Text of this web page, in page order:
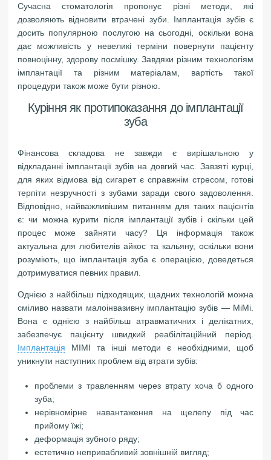
Сучасна стоматологія пропонує різні методи, які
дозволяють відновити втрачені зуби. Імплантація зубів є
досить популярною послугою на сьогодні, оскільки вона
дає можливість у невеликі терміни повернути пацієнту
повноцінну, здорову посмішку. Завдяки різним технологіям
імплантації та різним матеріалам, вартість такої
процедури також може бути різною.
Куріння як протипоказання до імплантації
зуба
Фінансова складова не завжди є вирішальною у
відкладанні імплантації зубів на довгий час. Завзяті курці,
для яких відмова від сигарет є справжнім стресом, готові
терпіти незручності з зубами заради свого задоволення.
Відповідно, найважливішим питанням для таких пацієнтів
є: чи можна курити після імплантації зубів і скільки цей
процес може зайняти часу? Ця інформація також
актуальна для любителів айкос та кальяну, оскільки вони
розуміють, що імплантація зуба є операцією, доведеться
дотримуватися певних правил.
Однією з найбільш підходящих, щадних технологій можна
сміливо назвати малоінвазивну імплантацію зубів — MіMі.
Вона є однією з найбільш атравматичних і делікатних,
забезпечує пацієнту швидкий реабілітаційний період.
Імплантація MIMI та інші методи є необхідними, щоб
уникнути наступних проблем від втрати зубів:
проблеми з травленням через втрату хоча б одного
зуба;
нерівномірне навантаження на щелепу під час
прийому їжі;
деформація зубного ряду;
естетично непривабливий зовнішній вигляд;